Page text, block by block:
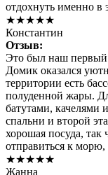
отдохнуть именно в
★★★★★
Константин
Отзыв:
Это был наш первый
Домик оказался
территории есть
полуденной жары.
батутами, качелями
спальни и второй
хорошая посуда, так
отправиться к морю,
★★★★★
Жанна